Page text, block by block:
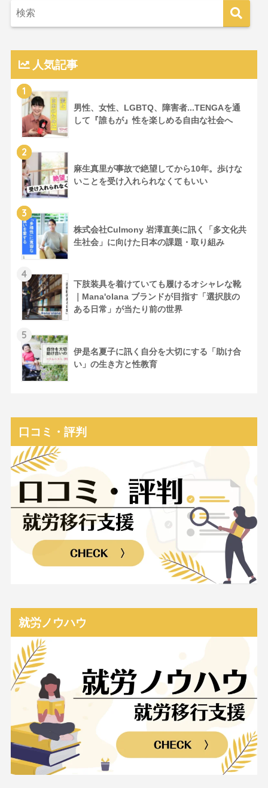
人気記事
1
男性、女性、LGBTQ、障害者...TENGAを通
して『誰もが』性を楽しめる自由な社会へ
2
麻生真里が事故で絶望してから10年。歩けな
いことを受け入れられなくてもいい
3
株式会社Culmony 岩澤直美に訊く「多文化共
生社会」に向けた日本の課題・取り組み
4
下肢装具を着けていても履けるオシャレな靴
｜Mana'olana ブランドが目指す「選択肢の
ある日常」が当たり前の世界
5
伊是名夏子に訊く自分を大切にする「助け合
い」の生き方と性教育
口コミ・評判
就労ノウハウ